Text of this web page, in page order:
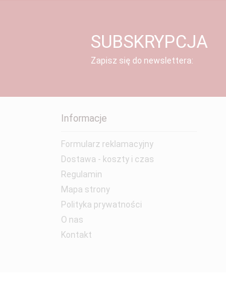
SUBSKRYPCJA
Zapisz się do newslettera:
Informacje
Formularz reklamacyjny
Dostawa - koszty i czas
Regulamin
Mapa strony
Polityka prywatności
O nas
Kontakt